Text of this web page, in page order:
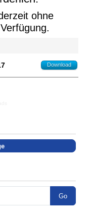
ohne
Download
Go